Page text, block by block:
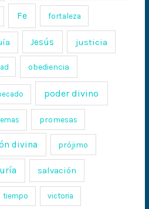
Fe fortaleza
Jesús justicia
obediencia
poder divino
promesas
divina prójimo
salvación
tiempo victoria